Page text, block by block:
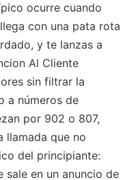
ocurre cuando
con una pata rota
y te lanzas a
Al Cliente
sin filtrar la
a números de
por 902 o 807,
llamada que no
del principiante:
sale en un anuncio de